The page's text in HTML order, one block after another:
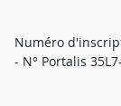
Numéro
- N° Portalis